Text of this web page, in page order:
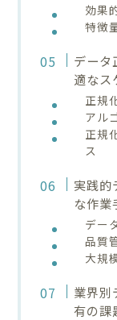
効果
特徴
データ
適なス
正規
アル
正規
ス
実践的
な作業
デー
品質
大規
業界別
有の課